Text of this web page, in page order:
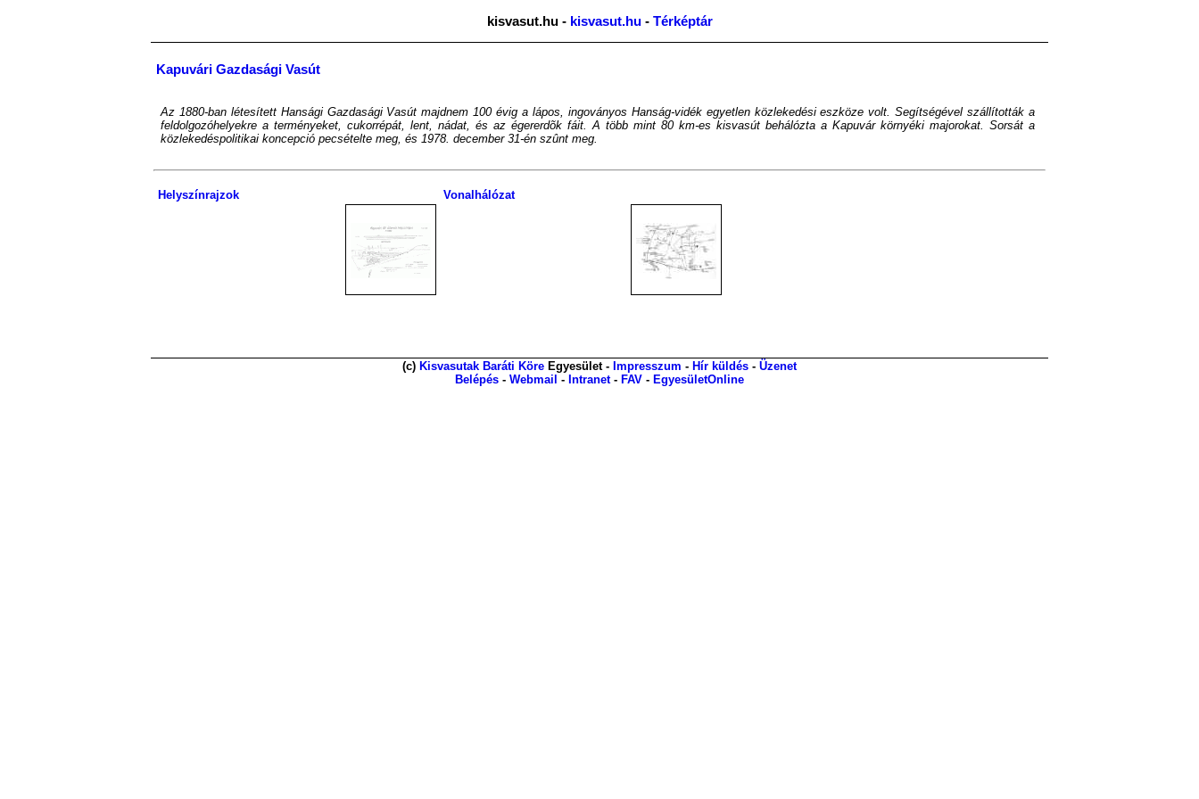
kisvasut.hu - kisvasut.hu- Térképtár
Kapuvári Gazdasági Vasút
Az 1880-ban létesített Hansági Gazdasági Vasút majdnem 100 évig a lápos, ingoványos Hanság-vidék egyetlen közlekedési eszköze volt. Segítségével szállították a
feldolgozóhelyekre a terményeket, cukorrépát, lent, nádat, és az égererdõk fáit. A több mint 80 km-es kisvasút behálózta a Kapuvár környéki majorokat. Sorsát a
közlekedéspolitikai koncepció pecsételte meg, és 1978. december 31-én szûnt meg.
Helyszínrajzok Vonalhálózat
(c) Kisvasutak Baráti Köre Egyesület - Impresszum - Hír küldés - Üzenet
Belépés - Webmail - Intranet- FAV - EgyesületOnline